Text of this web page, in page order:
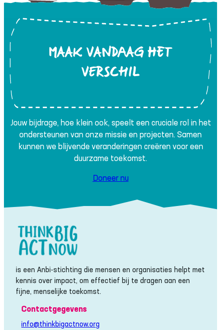
MAAK VANDAAG HET
VERSCHIL
Jouw bijdrage, hoe klein ook, speelt een cruciale rol in het
ondersteunen van onze missie en projecten. Samen
kunnen we blijvende veranderingen creëren voor een
duurzame toekomst.
Doneer nu
is een Anbi-stichting die mensen en organisaties helpt met
kennis over impact, om effectief bij te dragen aan een
fijne, menselijke toekomst.
Contactgegevens
info@thinkbigactnow.org